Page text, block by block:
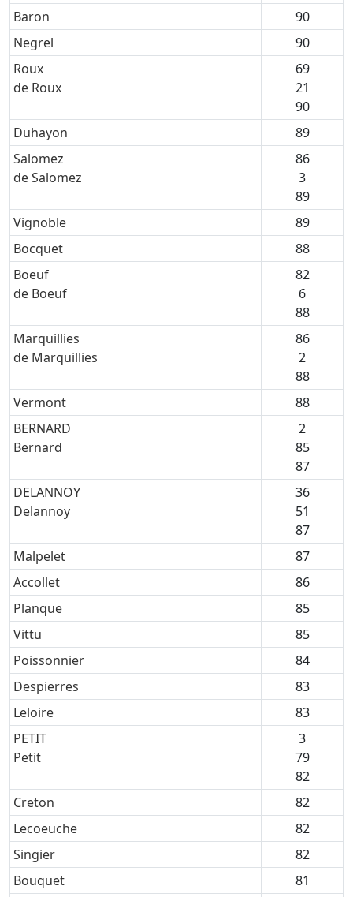
Baron
90
Negrel
90
Roux
de Roux
69
21
90
Duhayon
89
Salomez
de Salomez
86
3
89
Vignoble
89
Bocquet
88
Boeuf
de Boeuf
82
6
88
Marquillies
de Marquillies
86
2
88
Vermont
88
BERNARD
Bernard
2
85
87
DELANNOY
Delannoy
36
51
87
Malpelet
87
Accollet
86
Planque
85
Vittu
85
Poissonnier
84
Despierres
83
Leloire
83
PETIT
Petit
3
79
82
Creton
82
Lecoeuche
82
Singier
82
Bouquet
81